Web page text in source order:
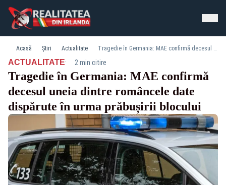
Acasă Știri Actualitate Tragedie în Germania: MAE confirmă decesul uneia dintre româncele date dispărute în urma prăbușirii blocului
ACTUALITATE· 2 min citire
Tragedie în Germania: MAE confirmă
decesul uneia dintre româncele date
dispărute în urma prăbușirii blocului